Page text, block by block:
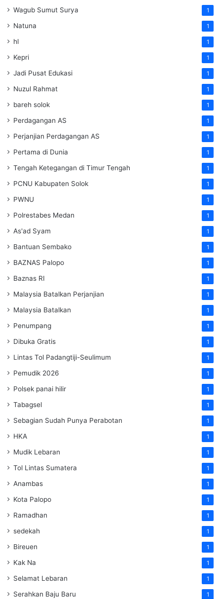
Wagub Sumut Surya 1
Natuna 1
hl 1
Kepri 1
Jadi Pusat Edukasi 1
Nuzul Rahmat 1
bareh solok 1
Perdagangan AS 1
Perjanjian Perdagangan AS 1
Pertama di Dunia 1
Tengah Ketegangan di Timur Tengah 1
PCNU Kabupaten Solok 1
PWNU 1
Polrestabes Medan 1
As'ad Syam 1
Bantuan Sembako 1
BAZNAS Palopo 1
Baznas RI 1
Malaysia Batalkan Perjanjian 1
Malaysia Batalkan 1
Penumpang 1
Dibuka Gratis 1
Lintas Tol Padangtiji-Seulimum 1
Pemudik 2026 1
Polsek panai hilir 1
Tabagsel 1
Sebagian Sudah Punya Perabotan 1
HKA 1
Mudik Lebaran 1
Tol Lintas Sumatera 1
Anambas 1
Kota Palopo 1
Ramadhan 1
sedekah 1
Bireuen 1
Kak Na 1
Selamat Lebaran 1
Serahkan Baju Baru 1